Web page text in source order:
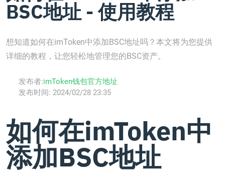
BSC地址 - 使用教程
想知道如何在imToken中添加BSC地址吗？本文将为您提供
详细的教程，让您轻松地管理您的BSC资产。
发布者:imToken钱包官方地址
发布时间: 2024/02/28 23:35
如何在imToken中
添加BSC地址